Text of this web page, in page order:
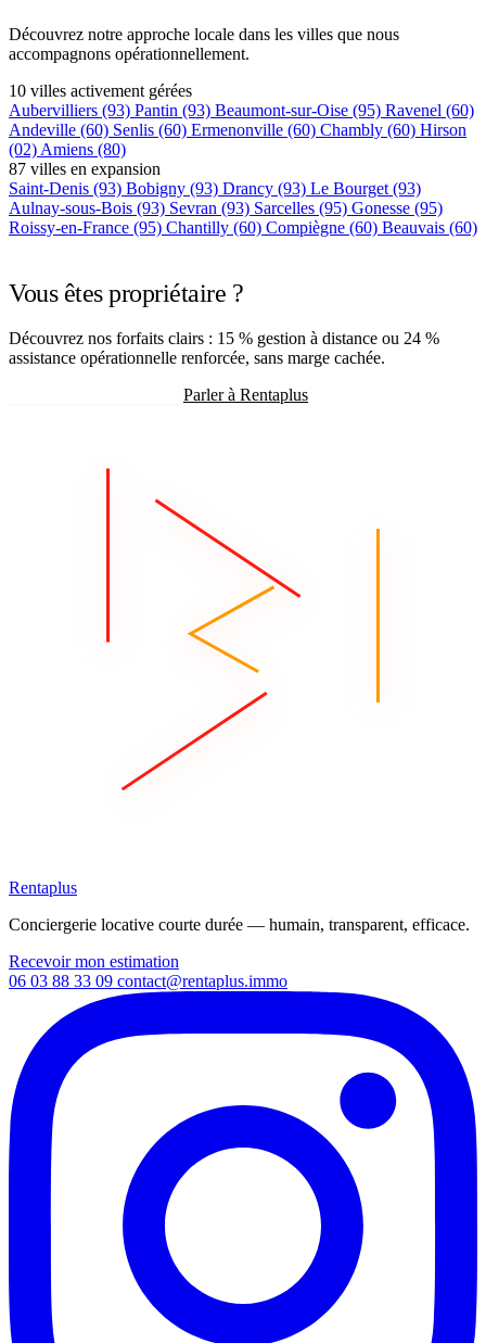
Découvrez notre approche locale dans les villes que nous
accompagnons opérationnellement.
10 villes activement gérées
Aubervilliers (93) Pantin (93) Beaumont-sur-Oise (95) Ravenel (60)
Andeville (60) Senlis (60) Ermenonville (60) Chambly (60) Hirson
(02) Amiens (80)
87 villes en expansion
Saint-Denis (93) Bobigny (93) Drancy (93) Le Bourget (93)
Aulnay-sous-Bois (93) Sevran (93) Sarcelles (95) Gonesse (95)
Roissy-en-France (95) Chantilly (60) Compiègne (60) Beauvais (60)
Vous êtes propriétaire ?
Découvrez nos forfaits clairs : 15 % gestion à distance ou 24 %
assistance opérationnelle renforcée, sans marge cachée.
Parler à Rentaplus
Rentaplus
Conciergerie locative courte durée — humain, transparent, efficace.
Recevoir mon estimation
06 03 88 33 09 contact@rentaplus.immo